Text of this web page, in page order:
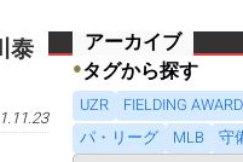
泰
アーカイブ
●タグから探す
UZR FIELDING
パ・リーグ
MLB 守